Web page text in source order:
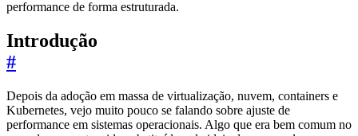
performance de forma estruturada.
Introdução
#
Depois da adoção em massa de virtualização, nuvem, containers e
Kubernetes, vejo muito pouco se falando sobre ajuste de
performance em sistemas operacionais. Algo que era bem comum no